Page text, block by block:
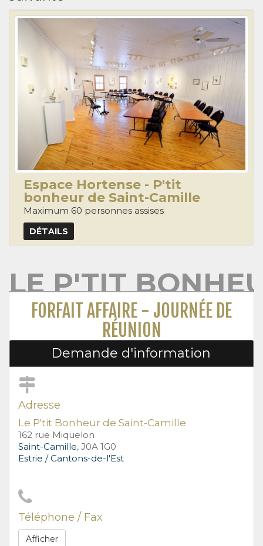
Espace Hortense - P'tit
bonheur de Saint-Camille
Maximum 60 personnes assises
DÉTAILS
LE P'TIT
FORFAIT AFFAIRE - JOURNÉE DE
RÉUNION
Demande d'information
Adresse
Le P'tit Bonheur de Saint-Camille
162 rue Miquelon
Saint-Camille, J0A 1G0
Estrie / Cantons-de-l'Est
Téléphone / Fax
Afficher